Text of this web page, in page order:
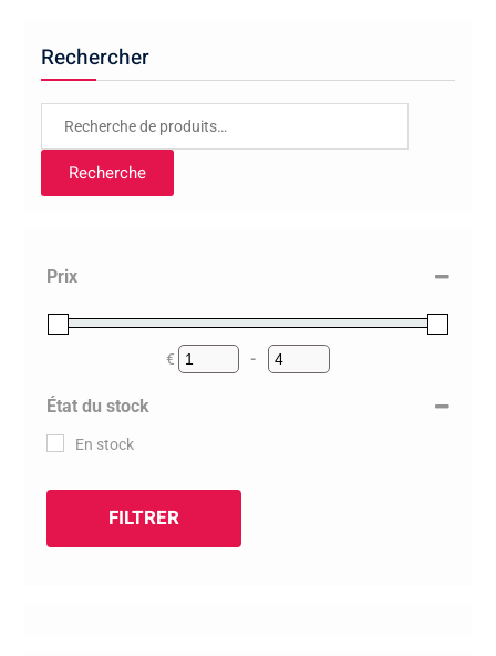
Rechercher
Recherche
Prix
€
Minimum Price
-
Maximum Price
État du stock
En stock
FILTRER